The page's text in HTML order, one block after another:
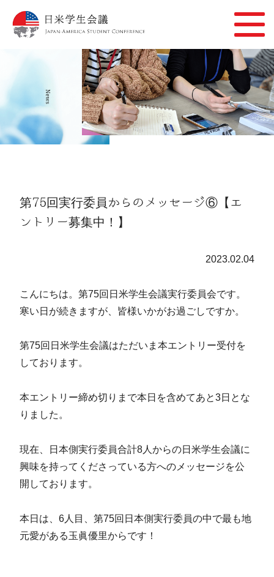
News
第75回実行委員からのメッセージ⑥【エ
ントリー募集中！】
2023.02.04
こんにちは。第75回日米学生会議実行委員会です。
寒い日が続きますが、皆様いかがお過ごしですか。
第75回日米学生会議はただいま本エントリー受付を
しております。
本エントリー締め切りまで本日を含めてあと3日とな
りました。
現在、日本側実行委員合計8人からの日米学生会議に
興味を持ってくださっている方へのメッセージを公
開しております。
本日は、6人目、第75回日本側実行委員の中で最も地
元愛がある玉眞優里からです！